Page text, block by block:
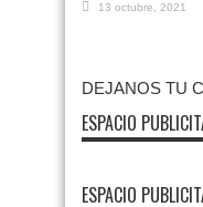
13 octubre, 2021
DEJANOS TU
ESPACIO
ESPACIO